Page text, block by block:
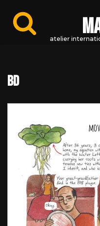
Aller
atelier
bd